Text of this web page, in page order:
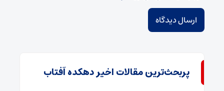
پربحث‌ترین مقالات اخیر دهکده آفتاب